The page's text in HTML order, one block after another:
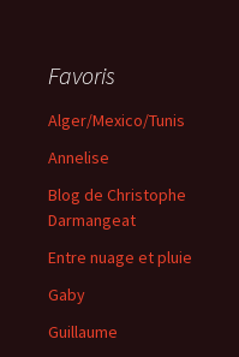
Favoris
Alger/Mexico/Tunis
Annelise
Blog de Christophe
Darmangeat
Entre nuage et pluie
Gaby
Guillaume